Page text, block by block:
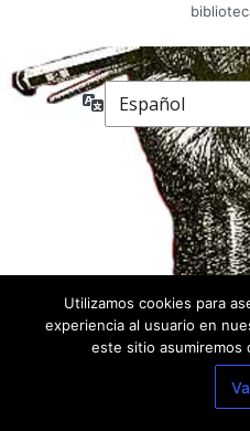
Idioma
Utilizamos cookies para
experiencia al usuario en
este sitio asumiremos